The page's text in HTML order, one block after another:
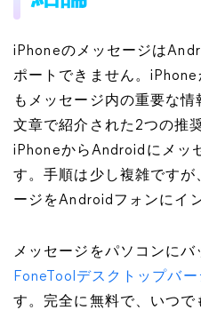
iPhoneのメッセージは
ポートできません。
もメッセージ内の重要な
文章で紹介された2つの推
iPhoneからAndroidにメッ
す。手順は少し複雑です
ージをAndroidフォンにイ
メッセージをパソコンにバ
FoneToolデスクトップバー
す。完全に無料で、いつ